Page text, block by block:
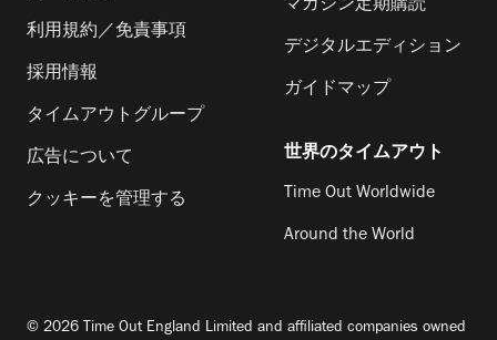
利用規約／免責事項
採用情報
タイムアウトグループ
広告について
クッキーを管理する
マガジン定期購読
デジタルエディション
ガイドマップ
世界のタイムアウト
Time Out Worldwide
Around the World
© 2026 Time Out England Limited and affiliated companies owned